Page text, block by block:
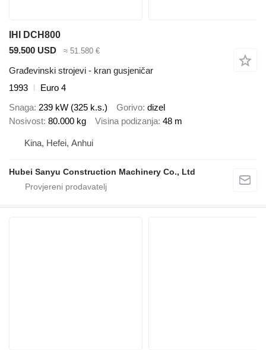
IHI DCH800
59.500 USD
≈ 51.580 €
Građevinski strojevi - kran gusjeničar
1993
Euro 4
Snaga 239 kW (325 k.s.) Gorivo dizel
Nosivost 80.000 kg Visina podizanja 48 m
Kina, Hefei, Anhui
Hubei Sanyu Construction Machinery Co., Ltd